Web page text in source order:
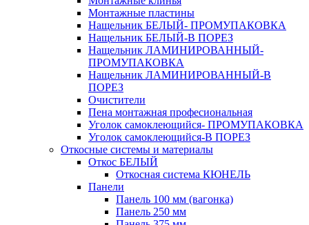
Монтажные пластины
Нащельник БЕЛЫЙ- ПРОМУПАКОВКА
Нащельник БЕЛЫЙ-В ПОРЕЗ
Нащельник ЛАМИНИРОВАННЫЙ-
ПРОМУПАКОВКА
Нащельник ЛАМИНИРОВАННЫЙ-В
ПОРЕЗ
Очистители
Пена монтажная професиональная
Уголок самоклеющийся- ПРОМУПАКОВКА
Уголок самоклеющийся-В ПОРЕЗ
Откосные системы и материалы
Откос БЕЛЫЙ
Откосная система КЮНЕЛЬ
Панели
Панель 100 мм (вагонка)
Панель 250 мм